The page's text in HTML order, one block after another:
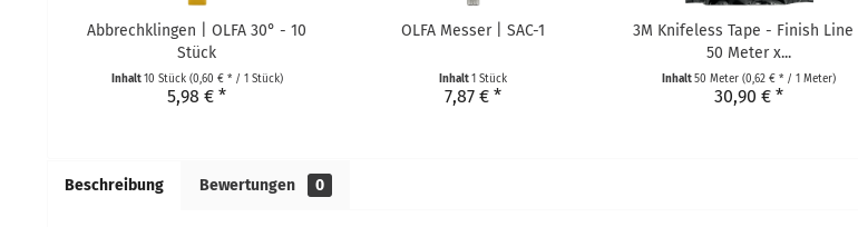
Abbrechklingen | OLFA 30° - 10
Stück
Inhalt10 Stück (0,60 € * / 1 Stück)
5,98 € *
OLFA Messer | SAC-1
Inhalt1 Stück
7,87 € *
3M Knifeless Tape - Finish Line |
50 Meter x...
Inhalt50 Meter (0,62 € * / 1 Meter)
30,90 € *
Beschreibung Bewertungen 0